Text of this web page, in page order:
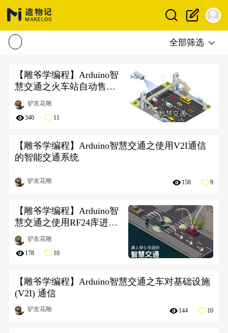
全部筛选
【雕爷学编程】Arduino智
慧交通之火车站自动售票
机语音提示系统
驴友花雕
340 11
【雕爷学编程】Arduino智慧交通之使用V2I通信
的智能交通系统
驴友花雕 158 9
【雕爷学编程】Arduino智
慧交通之使用RF24库进行
无线通信设置写入管道
驴友花雕
178 10
【雕爷学编程】Arduino智慧交通之车对基础设施
(V2I) 通信
驴友花雕 144 10